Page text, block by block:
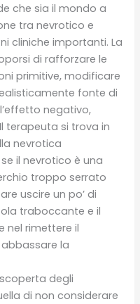
che sia il mondo a
tra nevrotico e
cliniche importanti. La
di rafforzare le
primitive, modificare
fonte di
negativo,
terapeuta si trova in
nevrotica
il nevrotico è una
troppo serrato
uscire un po’ di
traboccante e il
nel rimettere il
la
degli
di non considerare